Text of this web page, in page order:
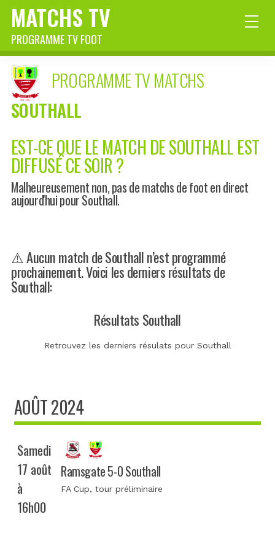
MATCHS TV
PROGRAMME TV FOOT
PROGRAMME TV MATCHS
SOUTHALL
EST-CE QUE LE MATCH DE SOUTHALL EST
DIFFUSÉ CE SOIR ?
Malheureusement non, pas de matchs de foot en direct
aujourd'hui pour Southall.
⚠️ Aucun match de Southall n’est programmé
prochainement. Voici les derniers résultats de
Southall:
Résultats Southall
Retrouvez les derniers résulats pour Southall
AOÛT 2024
Samedi
17 août
à
16h00
Ramsgate 5-0 Southall
FA Cup, tour préliminaire